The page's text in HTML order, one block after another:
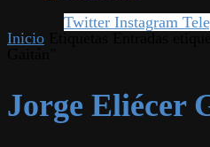
Twitter Instagram
Inicio
Jorge Eliécer